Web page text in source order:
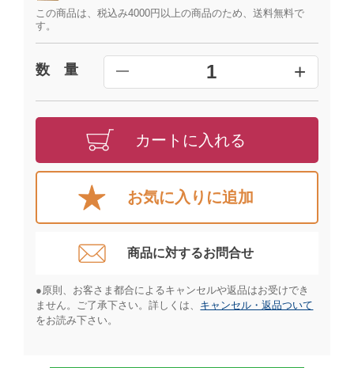
この商品は、税込み4000円以上の商品のため、送料無料で
す。
数 量 ━ 1 +
カートに入れる
お気に入りに追加
商品に対するお問合せ​
●原則、お客さま都合によるキャンセルや返品はお受けでき
ません。ご了承下さい。詳しくは、 キャンセル・返品ついて
をお読み下さい。​